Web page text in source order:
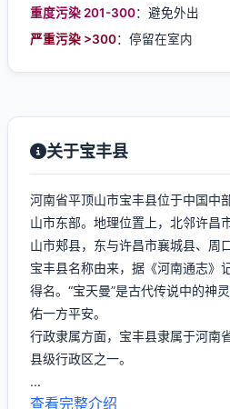
重度污染 201-300：避免外出
严重污染 >300：停留在室内
关于宝丰县
河南省平顶山市宝丰县位于中国中
山市东部。地理位置上，北邻许昌
山市郏县，东与许昌市襄城县、周
宝丰县名称由来，据《河南通志》
得名。“宝天曼”是古代传说中的神
佑一方平安。
行政隶属方面，宝丰县隶属于河南
县级行政区之一。
...
查看完整介绍